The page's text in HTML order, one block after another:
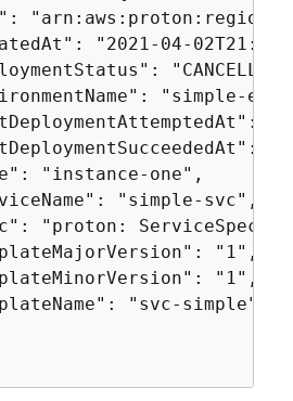
"2021-04-
"simple-
"instance-one",
"simple-svc",
"proton:
"1",
"1",
"svc-simple"